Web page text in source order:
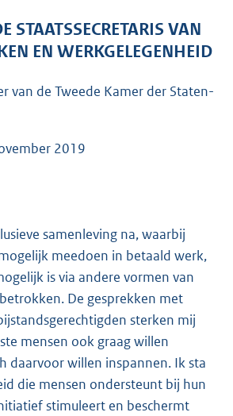
e
:
1
STAATSSECRETARIS VAN
EN WERKGELEGENHEID
van de Tweede Kamer der Staten-
2019
samenleving na, waarbij
meedoen in betaald werk,
is via andere vormen van
De gesprekken met
sterken mij
mensen ook graag willen
daarvoor willen inspannen. Ik sta
die mensen ondersteunt bij hun
stimuleert en beschermt